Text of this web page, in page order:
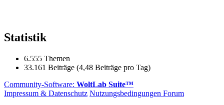
Statistik
6.555 Themen
33.161 Beiträge (4,48 Beiträge pro Tag)
Community-Software: WoltLab Suite™
Impressum & Datenschutz Nutzungsbedingungen Forum